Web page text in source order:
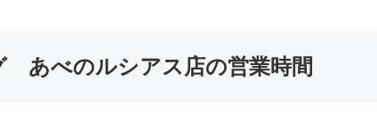
あべのルシアス店の営業時間